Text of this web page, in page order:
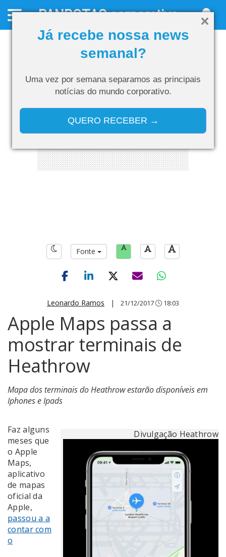
Já recebe nossa news
semanal?
Uma vez por semana separamos as principais
notícias do mundo corporativo.
QUERO RECEBER →
PANROTAScorporativo
Fonte
Leonardo Ramos | 21/12/2017 18:03
Apple Maps passa a
mostrar terminais de
Heathrow
Mapa dos terminais do Heathrow estarão disponíveis em
Iphones e Ipads
Divulgação Heathrow
Faz alguns
meses que
o Apple
Maps,
aplicativo
de mapas
oficial da
Apple,
passou a a
contar com
o